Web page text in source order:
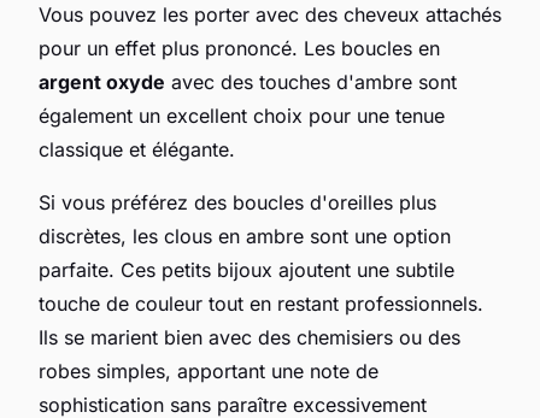
Vous pouvez les porter avec des cheveux attachés
pour un effet plus prononcé. Les boucles en
argent oxyde avec des touches d'ambre sont
également un excellent choix pour une tenue
classique et élégante.
Si vous préférez des boucles d'oreilles plus
discrètes, les clous en ambre sont une option
parfaite. Ces petits bijoux ajoutent une subtile
touche de couleur tout en restant professionnels.
Ils se marient bien avec des chemisiers ou des
robes simples, apportant une note de
sophistication sans paraître excessivement